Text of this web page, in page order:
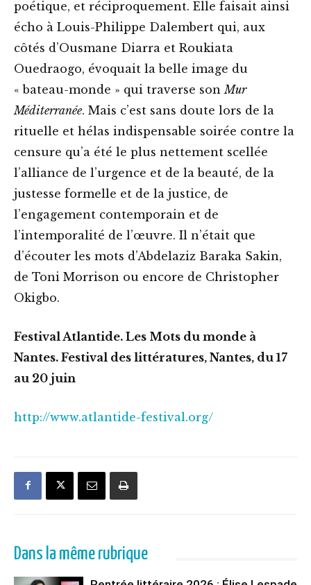
poétique, et réciproquement. Elle faisait ainsi
écho à Louis-Philippe Dalembert qui, aux
côtés d’Ousmane Diarra et Roukiata
Ouedraogo, évoquait la belle image du
« bateau-monde » qui traverse son Mur
Méditerranée. Mais c’est sans doute lors de la
rituelle et hélas indispensable soirée contre la
censure qu’a été le plus nettement scellée
l’alliance de l’urgence et de la beauté, de la
justesse formelle et de la justice, de
l’engagement contemporain et de
l’intemporalité de l’œuvre. Il n’était que
d’écouter les mots d’Abdelaziz Baraka Sakin,
de Toni Morrison ou encore de Christopher
Okigbo.
Festival Atlantide. Les Mots du monde à
Nantes. Festival des littératures, Nantes, du 17
au 20 juin
http://www.atlantide-festival.org/
Dans la même rubrique